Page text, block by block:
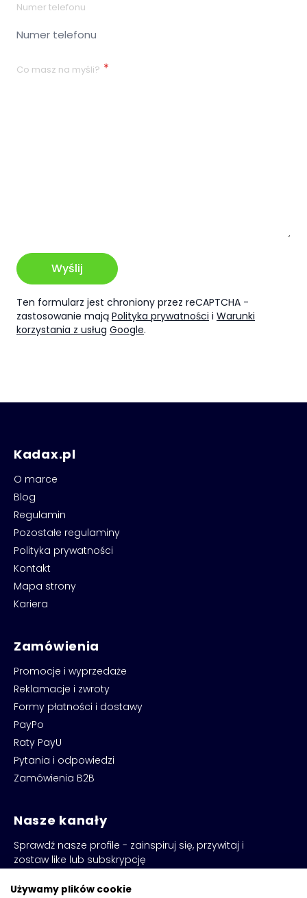
Numer telefonu
Co masz na myśli?
Wyślij
Ten formularz jest chroniony przez reCAPTCHA -
zastosowanie mają Polityka prywatności i Warunki
korzystania z usług Google.
Kadax.pl
O marce
Blog
Regulamin
Pozostałe regulaminy
Polityka prywatności
Kontakt
Mapa strony
Kariera
Zamówienia
Promocje i wyprzedaże
Reklamacje i zwroty
Formy płatności i dostawy
PayPo
Raty PayU
Pytania i odpowiedzi
Zamówienia B2B
Nasze kanały
Sprawdź nasze profile - zainspiruj się, przywitaj i
zostaw like lub subskrypcję
Używamy plików cookie